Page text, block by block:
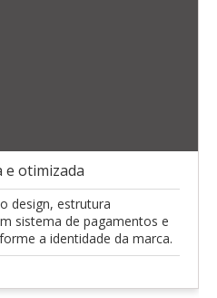
e otimizada
design, estrutura
sistema de pagamentos e
a identidade da marca.